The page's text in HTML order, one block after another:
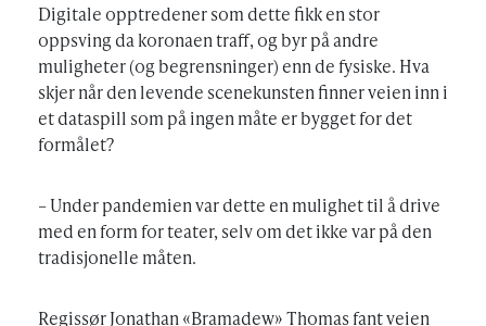
Digitale opptredener som dette fikk en stor
oppsving da koronaen traff, og byr på andre
muligheter (og begrensninger) enn de fysiske. Hva
skjer når den levende scenekunsten finner veien inn i
et dataspill som på ingen måte er bygget for det
formålet?
– Under pandemien var dette en mulighet til å drive
med en form for teater, selv om det ikke var på den
tradisjonelle måten.
Regissør Jonathan «Bramadew» Thomas fant veien